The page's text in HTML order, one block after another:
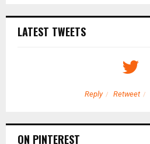
LATEST TWEETS
Reply Retweet
ON PINTEREST